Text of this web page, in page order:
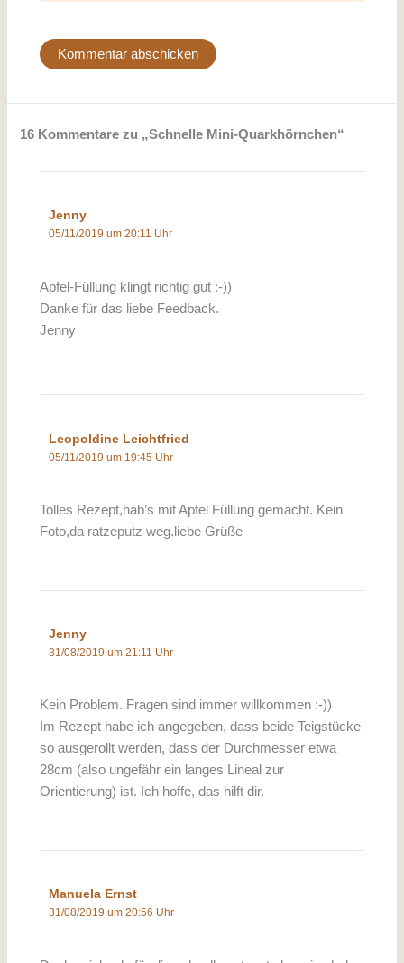
16 Kommentare zu „Schnelle Mini-Quarkhörnchen“
Jenny
05/11/2019 um 20:11 Uhr
Apfel-Füllung klingt richtig gut :-))
Danke für das liebe Feedback.
Jenny
Leopoldine Leichtfried
05/11/2019 um 19:45 Uhr
Tolles Rezept,hab’s mit Apfel Füllung gemacht. Kein
Foto,da ratzeputz weg.liebe Grüße
Jenny
31/08/2019 um 21:11 Uhr
Kein Problem. Fragen sind immer willkommen :-))
Im Rezept habe ich angegeben, dass beide Teigstücke
so ausgerollt werden, dass der Durchmesser etwa
28cm (also ungefähr ein langes Lineal zur
Orientierung) ist. Ich hoffe, das hilft dir.
Manuela Ernst
31/08/2019 um 20:56 Uhr